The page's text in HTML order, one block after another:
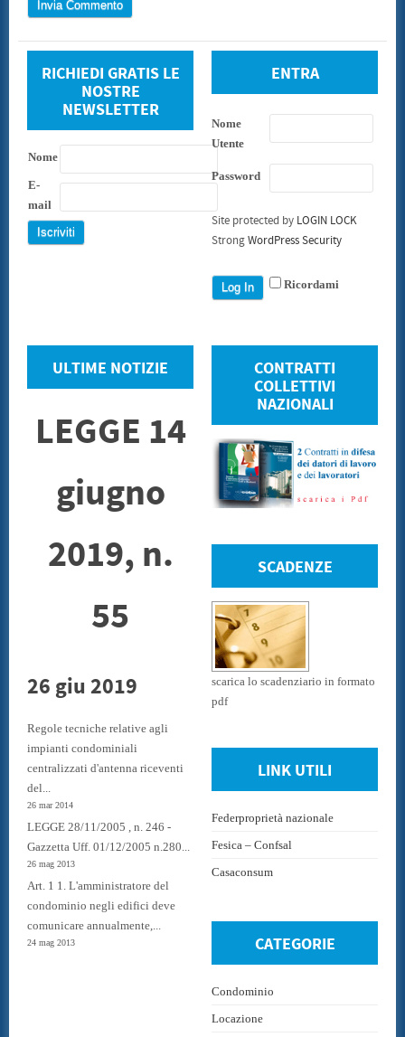
RICHIEDI GRATIS LE
NOSTRE
NEWSLETTER
Nome
E-
mail
ENTRA
Nome
Utente
Password
Site protected by LOGIN LOCK
StrongWordPress Security
Ricordami
ULTIME NOTIZIE
LEGGE 14
giugno
2019, n.
55
26 giu 2019
Regole tecniche relative agli
impianti condominiali
centralizzati d'antenna riceventi
del...
26 mar 2014
LEGGE 28/11/2005 , n. 246 -
Gazzetta Uff. 01/12/2005 n.280...
26 mag 2013
Art. 1 1. L'amministratore del
condominio negli edifici deve
comunicare annualmente,...
24 mag 2013
CONTRATTI
COLLETTIVI
NAZIONALI
SCADENZE
scarica lo scadenziario in formato
pdf
LINK UTILI
Federproprietà nazionale
Fesica – Confsal
Casaconsum
CATEGORIE
Condominio
Locazione